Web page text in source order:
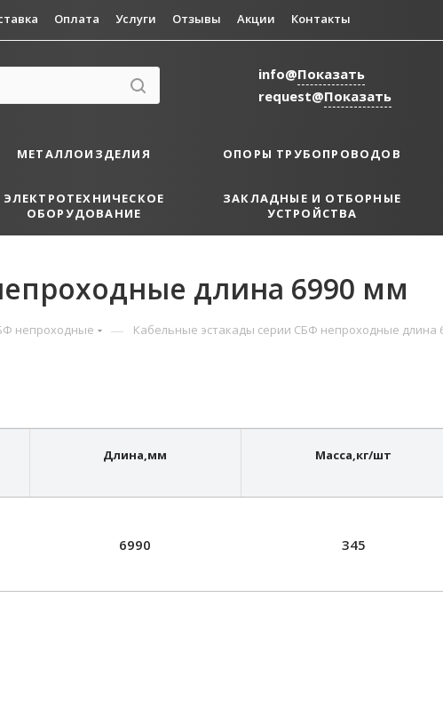
Оплата Услуги Отзывы Акции Контакты
info@Показать
request@Показать
МЕТАЛЛОИЗДЕЛИЯ ОПОРЫ ТРУБОПРОВОДОВ
ЭЛЕКТРОТЕХНИЧЕСКОЕ
ОБОРУДОВАНИЕ
ЗАКЛАДНЫЕ И ОТБОРНЫЕ
УСТРОЙСТВА
длина 6990 мм
непроходные — Кабельные эстакады серии СБФ непроходные длина
Длина,мм Масса,кг/шт
6990 345